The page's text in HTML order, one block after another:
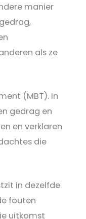
manier
als ze
(MBT). In
gedrag en
en verklaren
die
in dezelfde
fouten
uitkomst